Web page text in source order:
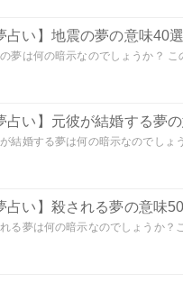
占い】地震の夢の意味40
夢は何の暗示なのでしょうか？
占い】元彼が結婚する夢
結婚する夢は何の暗示なのでしょ
占い】殺される夢の意味
る夢は何の暗示なのでしょうか？